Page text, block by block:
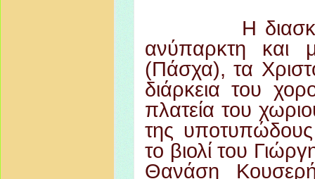
Η
ανύπαρκτη και
(Πάσχα), τα
διάρκεια του
πλατεία του
της
το βιολί του
Θανάση